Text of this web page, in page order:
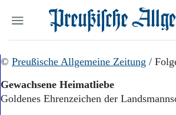
Politik
Wirtschaft
Panorama
Suchen und finden
© Preußische Allgemeine Zeitung /
Gewachsene Heimatliebe
Goldenes Ehrenzeichen der